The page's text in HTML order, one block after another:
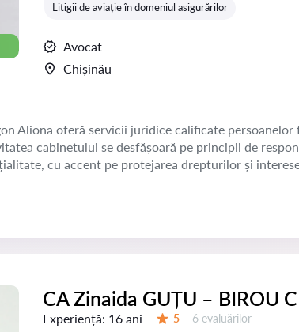
Litigii de aviație în domeniul asigurărilor
Avocat
Chișinău
Aliona oferă servicii juridice calificate persoanelor
cabinetului se desfășoară pe principii de
cu accent pe protejarea drepturilor și
CA Zinaida GUȚU – BIROU
Experiență: 16 ani 5 Evaluărilor:
6 evaluărilor